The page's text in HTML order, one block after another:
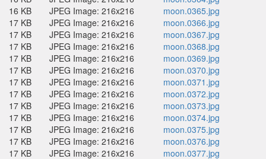
16 KB
JPEG Image: 216x216
moon.0365.jpg
17 KB
JPEG Image: 216x216
moon.0366.jpg
17 KB
JPEG Image: 216x216
moon.0367.jpg
17 KB
JPEG Image: 216x216
moon.0368.jpg
17 KB
JPEG Image: 216x216
moon.0369.jpg
17 KB
JPEG Image: 216x216
moon.0370.jpg
17 KB
JPEG Image: 216x216
moon.0371.jpg
17 KB
JPEG Image: 216x216
moon.0372.jpg
17 KB
JPEG Image: 216x216
moon.0373.jpg
17 KB
JPEG Image: 216x216
moon.0374.jpg
17 KB
JPEG Image: 216x216
moon.0375.jpg
17 KB
JPEG Image: 216x216
moon.0376.jpg
17 KB
JPEG Image: 216x216
moon.0377.jpg